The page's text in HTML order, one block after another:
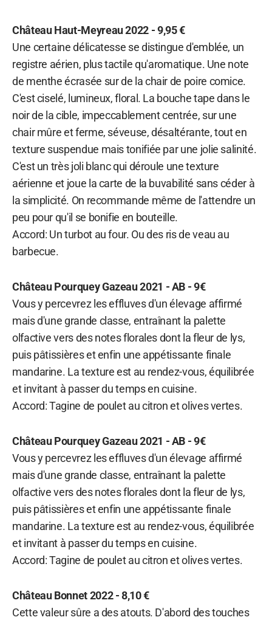
Château Haut-Meyreau 2022 - 9,95 €
Une certaine délicatesse se distingue d'emblée, un
registre aérien, plus tactile qu'aromatique. Une note
de menthe écrasée sur de la chair de poire comice.
C'est ciselé, lumineux, floral. La bouche tape dans le
noir de la cible, impeccablement centrée, sur une
chair mûre et ferme, séveuse, désaltérante, tout en
texture suspendue mais tonifiée par une jolie salinité.
C'est un très joli blanc qui déroule une texture
aérienne et joue la carte de la buvabilité sans céder à
la simplicité. On recommande même de l'attendre un
peu pour qu'il se bonifie en bouteille.
Accord: Un turbot au four. Ou des ris de veau au
barbecue.
Château Pourquey Gazeau 2021 - AB - 9€
Vous y percevrez les effluves d'un élevage affirmé
mais d'une grande classe, entraînant la palette
olfactive vers des notes florales dont la fleur de lys,
puis pâtissières et enfin une appétissante finale
mandarine. La texture est au rendez-vous, équilibrée
et invitant à passer du temps en cuisine.
Accord: Tagine de poulet au citron et olives vertes.
Château Pourquey Gazeau 2021 - AB - 9€
Vous y percevrez les effluves d'un élevage affirmé
mais d'une grande classe, entraînant la palette
olfactive vers des notes florales dont la fleur de lys,
puis pâtissières et enfin une appétissante finale
mandarine. La texture est au rendez-vous, équilibrée
et invitant à passer du temps en cuisine.
Accord: Tagine de poulet au citron et olives vertes.
Château Bonnet 2022 - 8,10 €
Cette valeur sûre a des atouts. D'abord des touches